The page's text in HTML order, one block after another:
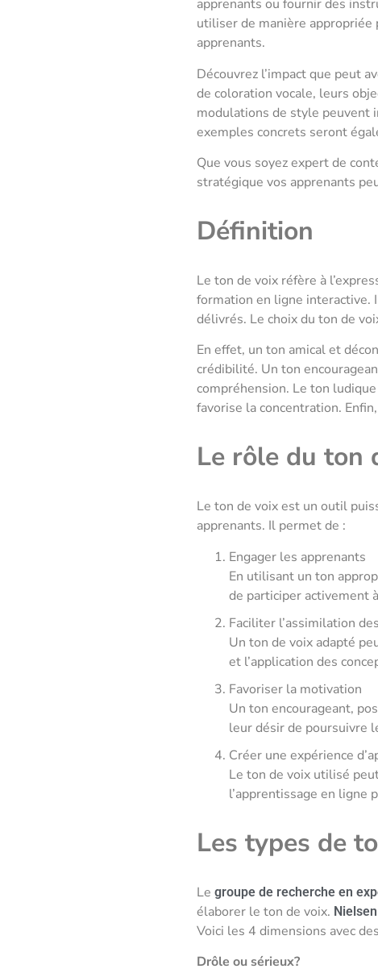
apprenants ou fournir des
utiliser de manière appropriée
apprenants.
Découvrez l’impact que peut
de coloration vocale, leurs
modulations de style peuvent
exemples concrets seront
Que vous soyez expert de
stratégique vos apprenants
Définition
Le ton de voix réfère à
formation en ligne interactive.
délivrés. Le choix du ton de
En effet, un ton amical et
crédibilité. Un ton
compréhension. Le ton
favorise la concentration.
Le rôle du ton
Le ton de voix est un outil
apprenants. Il permet de :
Engager les apprenants
En utilisant un ton
de participer activement
Faciliter l’assimilation
Un ton de voix adapté
et l’application des
Favoriser la motivation
Un ton encourageant,
leur désir de poursuivre
Créer une expérience
Le ton de voix utilisé
l’apprentissage en ligne
Les types de
Le groupe de recherche en
élaborer le ton de voix.
Voici les 4 dimensions avec
Drôle ou sérieux?